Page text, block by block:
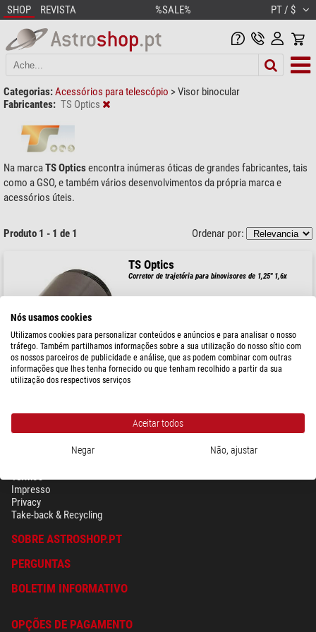
SHOP REVISTA %SALE% PT / $
Categorias:Acessórios para telescópio >Visor binocular
Fabricantes: TS Optics
Na marcaTS Opticsencontra inúmeras óticas de grandes fabricantes, tais
como a GSO, e também vários desenvolvimentos da própria marca e
acessórios úteis.
Produto 1 - 1 de 1 Ordenar por:
TS Optics
Corretor de trajetória para binovisores de 1,25" 1,6x
$ 70,00
pronto para envio em24 hrs
Têrmos
Impresso
Privacy
Take-back & Recycling
SOBRE ASTROSHOP.PT
PERGUNTAS
BOLETIM INFORMATIVO
OPÇÕES DE PAGAMENTO
Nós usamos cookies
Utilizamos cookies para personalizar conteúdos e anúncios e para analisar o nosso
tráfego. Também partilhamos informações sobre a sua utilização do nosso sítio com
os nossos parceiros de publicidade e análise, que as podem combinar com outras
informações que lhes tenha fornecido ou que tenham recolhido a partir da sua
utilização dos respectivos serviços
Aceitar todos
Negar Não, ajustar